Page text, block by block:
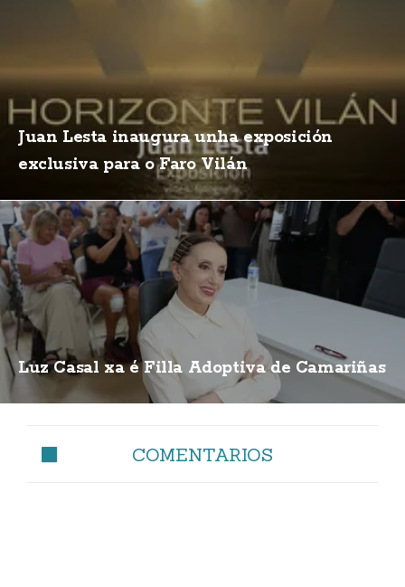
Juan Lesta inaugura unha exposición
exclusiva para o Faro Vilán
Luz Casal xa é Filla Adoptiva de Camariñas
COMENTARIOS